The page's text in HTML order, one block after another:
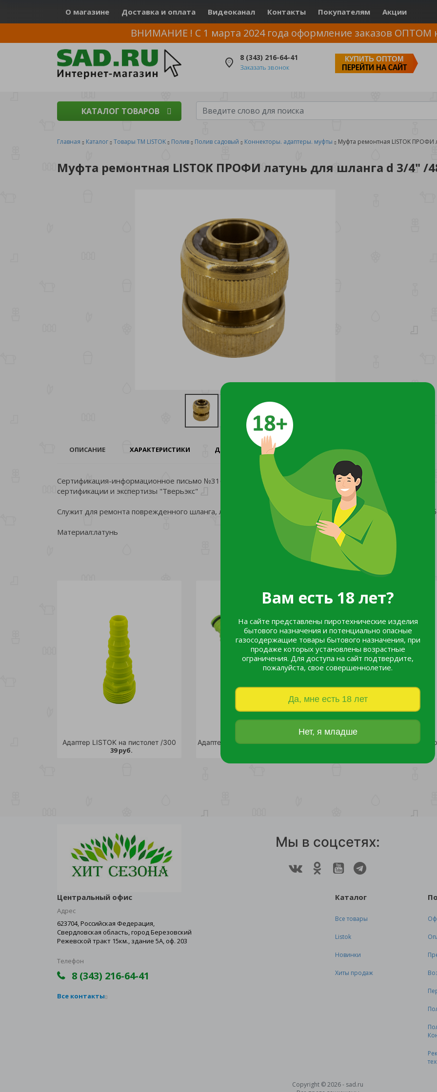
Вам есть 18 лет?
На сайте представлены пиротехнические изделия
бытового назначения и потенциально опасные
газосодержащие товары бытового назначения, при
продаже которых установлены возрастные
ограничения. Для доступа на сайт подтвердите,
пожалуйста, свое совершеннолетие.
Да, мне есть 18 лет
Нет, я младше
О магазине Доставка и оплата Видеоканал Контакты Покупателям Акции
ВНИМАНИЕ ! С 1 марта 2024 года оформление заказов ОПТОМ
8 (343) 216-64-41
Заказать звонок
КУПИТЬ ОПТОМ
ПЕРЕЙТИ НА САЙТ
КАТАЛОГ ТОВАРОВ
Главная Каталог Товары ТМ LISTOK Полив Полив садовый Коннекторы. адаптеры. муфты Муфта ремонтная LISTOK ПРОФИ
Муфта ремонтная LISTOK ПРОФИ латунь для шланга d 3/4" /
ОПИСАНИЕ ХАРАКТЕРИСТИКИ ДОКУМЕНТЫ И СЕРТИФИКАТЫ
Сертификация-информационное письмо №31600/НЕ06 от 15.08.23 выдано ОС продукции ООО "Центр
сертификации и экспертизы "Тверьэкс"
Служит для ремонта поврежденного шланга, либо для легкого и быстрого соединения шлангов между
Материал:латунь
Адаптер LISTOK на пистолет /300
39 руб.
Адаптер LISTOK 2-х канальный /120
Мы в соцсетях:
Центральный офис
Адрес
623704, Российская Федерация,
Свердловская область, город Березовский
Режевской тракт 15км., здание 5А, оф. 203
Телефон
8 (343) 216-64-41
Все контакты
Каталог
Все товары
Listok
Новинки
Хиты продаж
Copyright © 2026 - sad.ru